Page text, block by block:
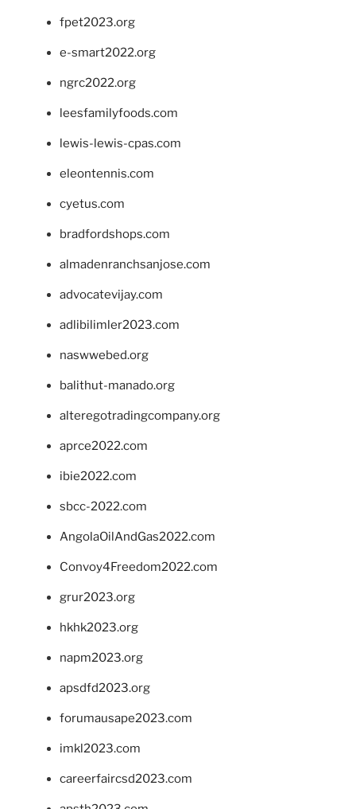
fpet2023.org
e-smart2022.org
ngrc2022.org
leesfamilyfoods.com
lewis-lewis-cpas.com
eleontennis.com
cyetus.com
bradfordshops.com
almadenranchsanjose.com
advocatevijay.com
adlibilimler2023.com
naswwebed.org
balithut-manado.org
alteregotradingcompany.org
aprce2022.com
ibie2022.com
sbcc-2022.com
AngolaOilAndGas2022.com
Convoy4Freedom2022.com
grur2023.org
hkhk2023.org
napm2023.org
apsdfd2023.org
forumausape2023.com
imkl2023.com
careerfaircsd2023.com